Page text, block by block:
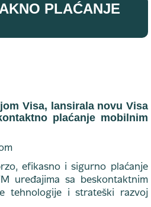
PLAĆANJE
Visa, lansirala novu Visa
plaćanje mobilnim
efikasno i sigurno plaćanje
uređajima sa beskontaktnim
tehnologije i strateški razvoj